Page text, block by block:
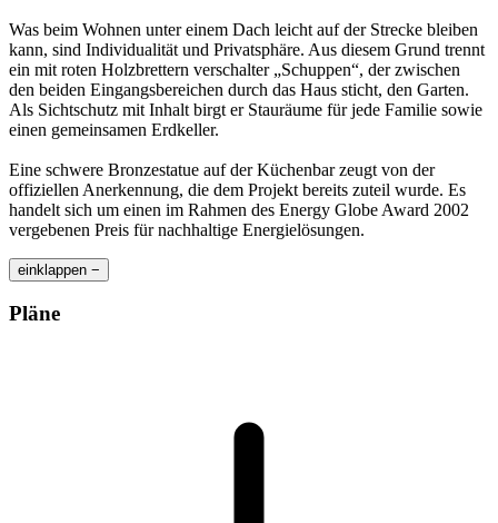
Was beim Wohnen unter einem Dach leicht auf der Strecke bleiben
kann, sind Individualität und Privatsphäre. Aus diesem Grund trennt
ein mit roten Holzbrettern verschalter „Schuppen“, der zwischen
den beiden Eingangsbereichen durch das Haus sticht, den Garten.
Als Sichtschutz mit Inhalt birgt er Stauräume für jede Familie sowie
einen gemeinsamen Erdkeller.
Eine schwere Bronzestatue auf der Küchenbar zeugt von der
offiziellen Anerkennung, die dem Projekt bereits zuteil wurde. Es
handelt sich um einen im Rahmen des Energy Globe Award 2002
vergebenen Preis für nachhaltige Energielösungen.
einklappen −
Pläne